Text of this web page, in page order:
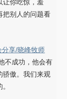
让你吃惊，羞
把别人的问题看
享/晓峰牧师
不成功，他会有
骄傲。我们来观